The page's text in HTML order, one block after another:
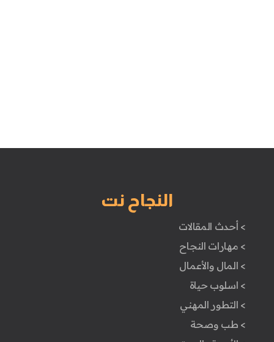
النجاح نت
> أحدث المقالات
> مهارات النجاح
> المال والأعمال
> اسلوب حياة
> التطور المهني
> طب وصحة